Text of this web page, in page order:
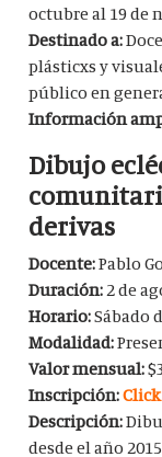
octubre al 19 de
Destinado a:
plásticxs y
público en
Información
Dibujo
derivas
Docente:Pablo
Duración:2 de
Horario:Sábado
Modalidad:
Valor mensual:
Inscripción:
Descripción:
desde el año